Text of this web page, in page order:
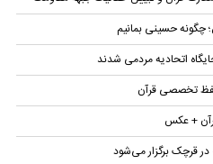
چگونه حسینی بمانیم
اتحادیه‌ مردمی شدند
تخصصی قرآن
+ عکس
در قرچک برگزار می‌شود